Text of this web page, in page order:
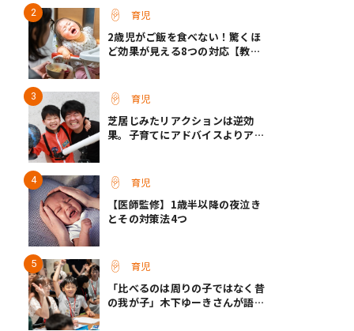
育児
2歳児がご飯を食べない！驚くほ
ど効果が見える8つの対応【教え
育児
芝居じみたリアクションは逆効
果。子育てにアドバイスよりアイ
育児
【医師監修】1歳半以降の夜泣き
とその対策法4つ
育児
「比べるのは周りの子ではなく昔
の我が子」木下ゆーきさんが語っ